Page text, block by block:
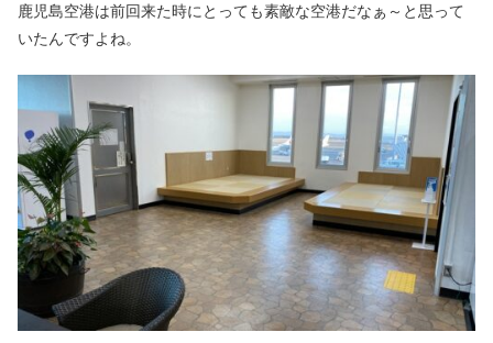
鹿児島空港は前回来た時にとっても素敵な空港だなぁ～と思って
いたんですよね。